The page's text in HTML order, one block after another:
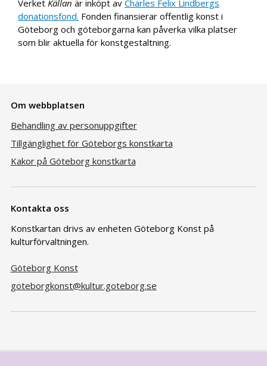
Verket Källan är inköpt av Charles Felix Lindbergs
donationsfond. Fonden finansierar offentlig konst i
Göteborg och göteborgarna kan påverka vilka platser
som blir aktuella för konstgestaltning.
Om webbplatsen
Behandling av personuppgifter
Tillgänglighet för Göteborgs konstkarta
Kakor på Göteborg konstkarta
Kontakta oss
Konstkartan drivs av enheten Göteborg Konst på
kulturförvaltningen.
Göteborg Konst
goteborgkonst@kultur.goteborg.se